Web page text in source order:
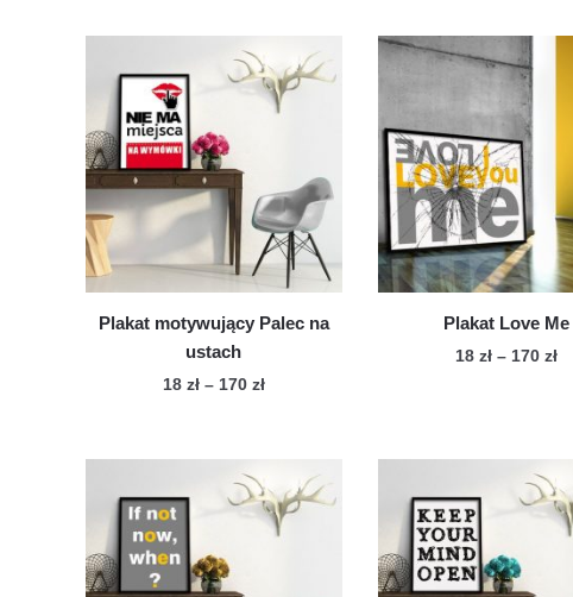
Plakat motywujący Palec na
ustach
18 zł – 170 złZakres
do
170 zł
produkt
ma
wariantów.
Opcje
Plakat Love Me
18 zł – 170 zł
ma
wiele
można